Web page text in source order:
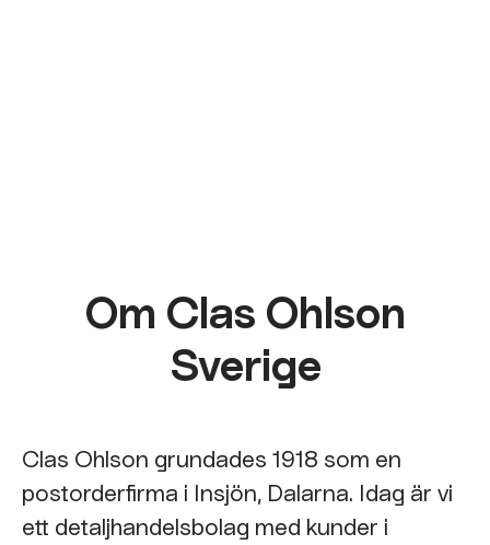
Om Clas Ohlson
Sverige
Clas Ohlson grundades 1918 som en
postorderfirma i Insjön, Dalarna. Idag är vi
ett detaljhandelsbolag med kunder i